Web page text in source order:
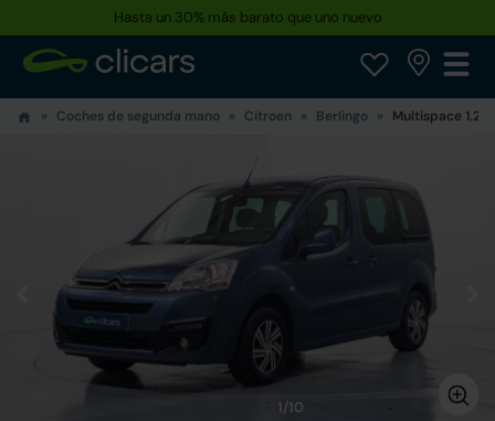
Hasta un 30% más barato que uno nuevo
Coches de segunda mano Citroen Berlingo Multispace 1.2
1/10